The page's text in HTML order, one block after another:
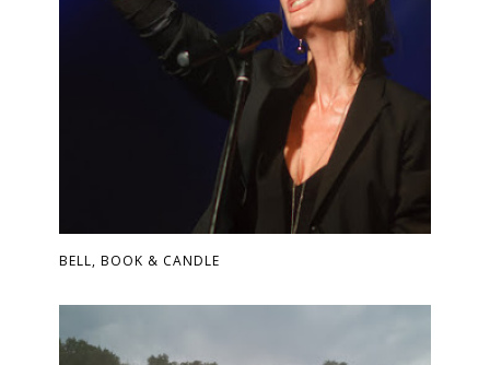
BELL, BOOK & CANDLE